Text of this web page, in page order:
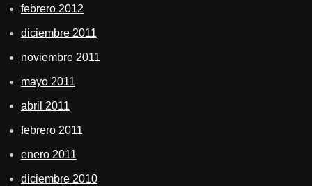
febrero 2012
diciembre 2011
noviembre 2011
mayo 2011
abril 2011
febrero 2011
enero 2011
diciembre 2010